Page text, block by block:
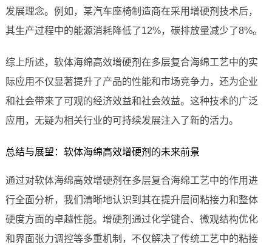
发展理念。例如，某汽车座椅制造商在采用增硬剂技术后，
其生产过程中的能源消耗降低了12%，碳排放量减少了8%。
综上所述，软体海绵高效增硬剂在多层复合海绵工艺中的实
际应用不仅显著提升了产品的性能和市场竞争力，还为企业
和社会带来了可观的经济效益和社会效益。这种技术的广泛
应用，无疑为相关行业的可持续发展注入了新的活力。
总结与展望：软体海绵高效增硬剂的未来前景
通过对软体海绵高效增硬剂在多层复合海绵工艺中的作用进
行全面分析，我们清晰地认识到其在提升层间粘接力和整体
硬度方面的卓越性能。增硬剂通过化学键合、微观结构优化
和界面张力调控等多重机制，不仅解决了传统工艺中的粘接